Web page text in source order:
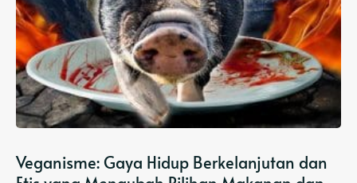
Veganisme: Gaya Hidup Berkelanjutan dan